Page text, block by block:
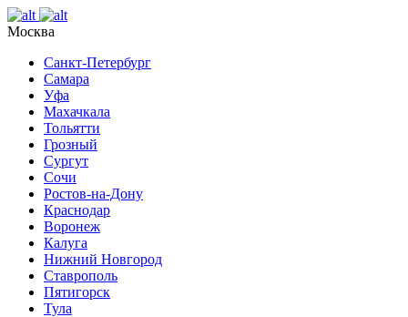
Москва
Санкт-Петербург
Самара
Уфа
Махачкала
Тольятти
Грозный
Сургут
Сочи
Ростов-на-Дону
Краснодар
Воронеж
Калуга
Нижний Новгород
Ставрополь
Пятигорск
Тула